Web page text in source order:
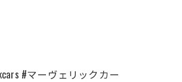
#マーヴェリックカー